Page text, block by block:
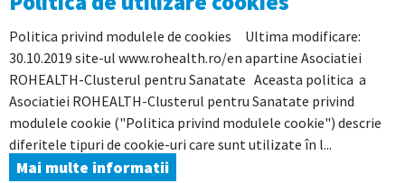
Politica privind modulele de cookies Ultima modificare:
30.10.2019 site-ul www.rohealth.ro/en apartine Asociatiei
ROHEALTH-Clusterul pentru Sanatate Aceasta politica a
Asociatiei ROHEALTH-Clusterul pentru Sanatate privind
modulele cookie ("Politica privind modulele cookie") descrie
diferitele tipuri de cookie-uri care sunt utilizate în l...
Mai multe informatii